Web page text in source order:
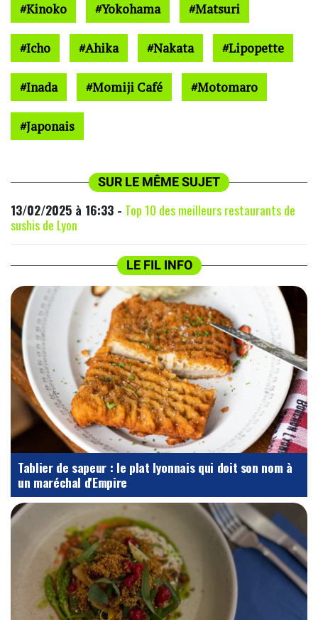
Kinoko Yokohama Matsuri
Icho Ahika Nakata Lipopette
Inada Momiji Café Motomaro
Japonais
SUR LE MÊME SUJET
13/02/2025 à 16:33 - Top 10 des meilleurs restaurants de
sushis de Lyon
LE FIL INFO
Tablier de sapeur : le plat lyonnais qui doit son nom à
un maréchal d'Empire